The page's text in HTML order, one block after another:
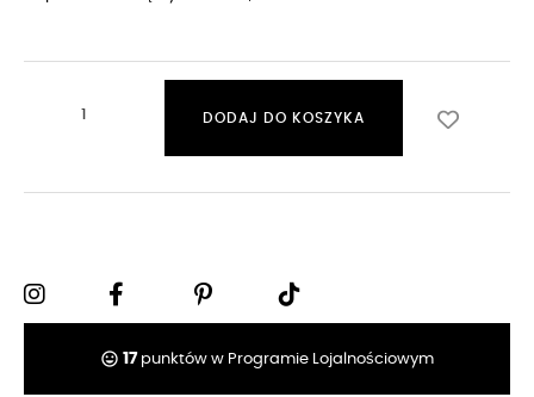
DODAJ DO KOSZYKA
tag_faces 17punktów w Programie Lojalnościowym